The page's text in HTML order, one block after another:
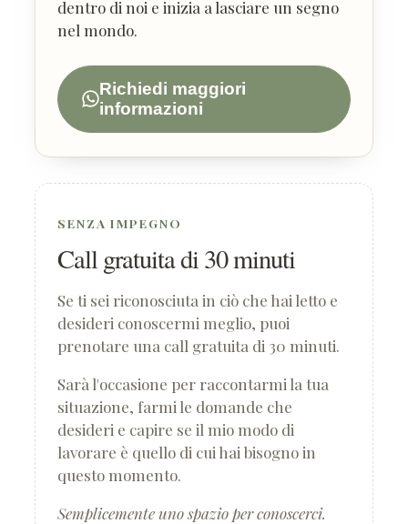
dentro di noi e inizia a lasciare un segno
nel mondo.
Richiedi maggiori
informazioni
SENZA IMPEGNO
Call gratuita di 30 minuti
Se ti sei riconosciuta in ciò che hai letto e
desideri conoscermi meglio, puoi
prenotare una call gratuita di 30 minuti.
Sarà l'occasione per raccontarmi la tua
situazione, farmi le domande che
desideri e capire se il mio modo di
lavorare è quello di cui hai bisogno in
questo momento.
Semplicemente uno spazio per conoscerci.